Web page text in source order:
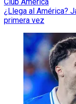
¿Llega al América?
primera vez